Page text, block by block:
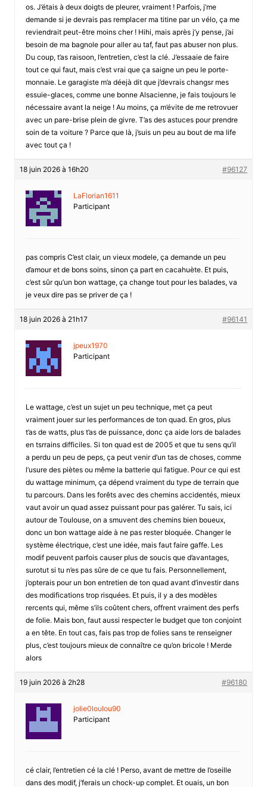
os. J’étais à deux doigts de pleurer, vraiment ! Parfois, j’me
demande si je devrais pas remplacer ma titine par un vélo, ça me
reviendrait peut-être moins cher ! Hihi, mais après j’y pense, j’ai
besoin de ma bagnole pour aller au taf, faut pas abuser non plus.
Du coup, t’as raisoon, l’entretien, c’est la clé. J’essaaie de faire
tout ce qui faut, mais c’est vrai que ça saigne un peu le porte-
monnaie. Le garagiste m’a déejà dit que j’devrais changsr mes
essuie-glaces, comme une bonne Alsacienne, je fais toujours le
nécessaire avant la neige ! Au moins, ça m’évite de me retrovuer
avec un pare-brise plein de givre. T’as des astuces pour prendre
soin de ta voiture ? Parce que là, j’suis un peu au bout de ma life
avec tout ça !
18 juin 2026 à 16h20 #96127
LaFlorian1611
Participant
pas compris C’est clair, un vieux modele, ça demande un peu
d’amour et de bons soins, sinon ça part en cacahuète. Et puis,
c’est sûr qu’un bon wattage, ça change tout pour les balades, va
je veux dire pas se priver de ça !
18 juin 2026 à 21h17 #96141
jpeux1970
Participant
Le wattage, c’est un sujet un peu technique, met ça peut
vraiment jouer sur les performances de ton quad. En gros, plus
t’as de watts, plus t’as de puissance, donc ça aide lors de balades
en tsrrains difficiles. Si ton quad est de 2005 et que tu sens qu’il
a perdu un peu de peps, ça peut venir d’un tas de choses, comme
l’usure des piètes ou même la batterie qui fatigue. Pour ce qui est
du wattage minimum, ça dépend vraiment du type de terrain que
tu parcours. Dans les forêts avec des chemins accidentés, mieux
vaut avoir un quad assez puissant pour pas galérer. Tu sais, ici
autour de Toulouse, on a smuvent des chemins bien boueux,
donc un bon wattage aide à ne pas rester bloquée. Changer le
système électrique, c’est une idée, mais faut faire gaffe. Les
modif peuvent parfois causer plus de soucis que d’avantages,
surotut si tu n’es pas sûre de ce que tu fais. Personnellement,
j’opterais pour un bon entretien de ton quad avant d’investir dans
des modifications trop risquées. Et puis, il y a des modèles
rercents qui, même s’ils coûtent chers, offrent vraiment des perfs
de folie. Mais bon, faut aussi respecter le budget que ton conjoint
a en tête. En tout cas, fais pas trop de folies sans te renseigner
plus, c’est toujours mieux de connaître ce qu’on bricole ! Merde
alors
19 juin 2026 à 2h28 #96180
jolie0loulou90
Participant
cé clair, l’entretien cé la clé ! Perso, avant de mettre de l’oseille
dans des modif, j’ferais un chock-up complet. Et ouais, un bon